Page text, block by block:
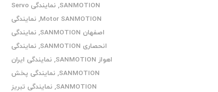
SANMOTION
,
نمایندگی Servo
Motor SANMOTION
, نمایندگی
اصفهان SANMOTION
, نمایندگی
انحصاری SANMOTION
, نمایندگی
اهواز SANMOTION
, نمایندگی ایران
SANMOTION
, نمایندگی پخش
SANMOTION
, نمایندگی تبریز